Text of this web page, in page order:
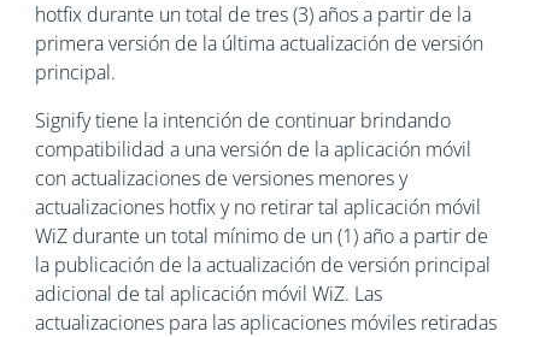
hotfix durante un total de tres (3) años a partir de la
primera versión de la última actualización de versión
principal.
Signify tiene la intención de continuar brindando
compatibilidad a una versión de la aplicación móvil
con actualizaciones de versiones menores y
actualizaciones hotfix y no retirar tal aplicación móvil
WiZ durante un total mínimo de un (1) año a partir de
la publicación de la actualización de versión principal
adicional de tal aplicación móvil WiZ. Las
actualizaciones para las aplicaciones móviles retiradas